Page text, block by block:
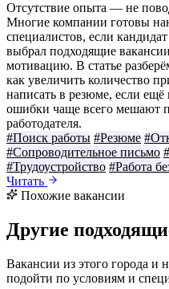
Отсутствие опыта — не
Многие компании готовы
специалистов, если
выбрал подходящие
мотивацию. В статье
как увеличить количество
написать в резюме, если ещё
ошибки чаще всего мешают
работодателя.
#Поиск работы #Резюме
#Сопроводительное письмо
#Трудоустройство #Работа
Читать
Похожие вакансии
Другие
Вакансии из этого города и
подойти по условиям и